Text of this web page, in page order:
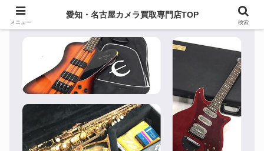
メニュー
愛知・名古屋カメラ買取専門店TOP
検索